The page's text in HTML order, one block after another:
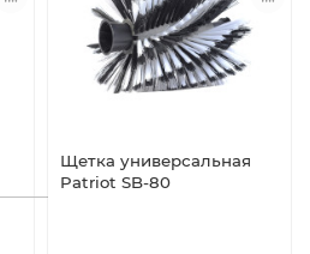
Щетка универсальная
Patriot SB-80